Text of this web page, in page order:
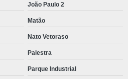
João Paulo 2
Matão
Nato Vetoraso
Palestra
Parque Industrial